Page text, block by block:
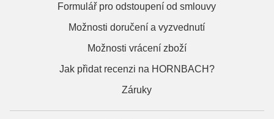
Formulář pro odstoupení od smlouvy
Možnosti doručení a vyzvednutí
Možnosti vrácení zboží
Jak přidat recenzi na HORNBACH?
Záruky